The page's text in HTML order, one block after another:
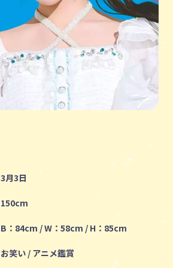
3月3日
150cm
B：84cm / W：58cm / H：85cm
お笑い / アニメ鑑賞